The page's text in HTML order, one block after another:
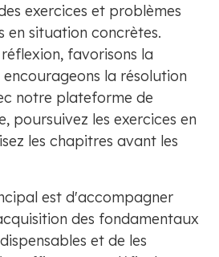
exercices et problèmes
en situation concrètes.
favorisons la
la résolution
notre plateforme de
poursuivez les exercices en
les chapitres avant les
est d'accompagner
des fondamentaux
et de les